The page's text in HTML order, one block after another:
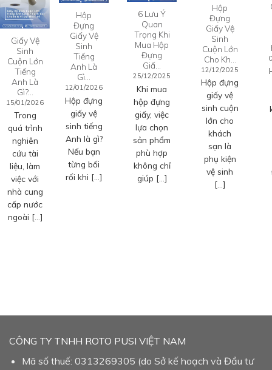
Giấy Vệ
Sinh
Cuộn Lớn
Tiếng
Anh Là
Gì?…
15/01/2026
Trong
quá trình
nghiên
cứu tài
liệu, làm
việc với
nhà cung
cấp nước
ngoài […]
Hộp
Đựng
Giấy Vệ
Sinh
Tiếng
Anh Là
Gì…
12/01/2026
Hộp đựng
giấy vệ
sinh tiếng
Anh là gì?
Nếu bạn
từng bối
rối khi […]
6 Lưu Ý
Quan
Trọng Khi
Mua Hộp
Đựng
Giấ…
25/12/2025
Khi mua
hộp đựng
giấy, việc
lựa chọn
sản phẩm
phù hợp
không chỉ
giúp […]
Hộp
Đựng
Giấy Vệ
Sinh
Cuộn Lớn
Cho Kh…
12/12/2025
Hộp đựng
giấy vệ
sinh cuộn
lớn cho
khách
sạn là
phụ kiện
vệ sinh
[…]
CÔNG TY TNHH ROTO PUSI VIỆT NAM
Mã số thuế: 0313269305 (do Sở kế hoạch và Đầu tư